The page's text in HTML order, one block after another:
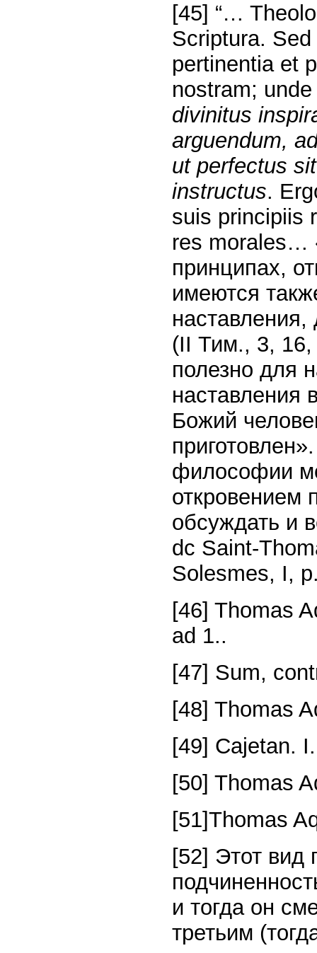
[45] “…
Scriptura.
pertinentia et
nostram;
divinitus
arguendum,
ut perfectus
instructus.
suis principiis
res morales…
принципах,
имеются
(II Тим., 3, 16,
полезно для
наставления
Божий
философии
откровением
обсуждать и
dc Saint-
Solesmes, I,
[46] Thomas
ad 1..
[47] Sum,
[48] Thomas
[49] Cajetan.
[50] Thomas
[51]Thomas
[52] Этот вид
и тогда он
третьим